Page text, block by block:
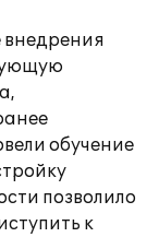
обучение
позволило
к